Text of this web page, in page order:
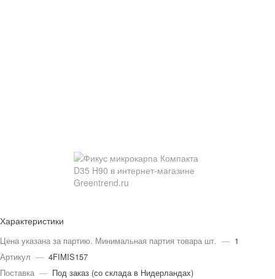
Характеристики
Цена указана за партию. Минимальная партия товара шт. — 1
Артикул — 4FIMIS157
Поставка — Под заказ (со склада в Нидерландах)